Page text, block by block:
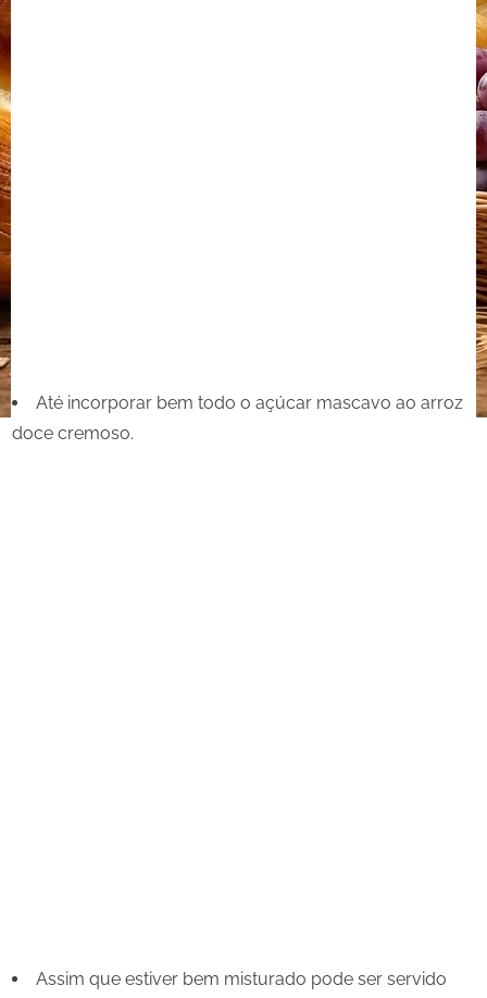
Até incorporar bem todo o açúcar mascavo ao arroz
doce cremoso.
Assim que estiver bem misturado pode ser servido